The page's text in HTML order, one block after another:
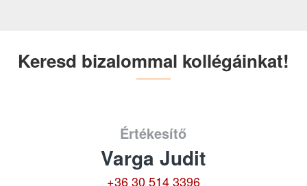
Keresd bizalommal kollégáinkat!
Értékesítő
Varga Judit
+36 30 514 3396